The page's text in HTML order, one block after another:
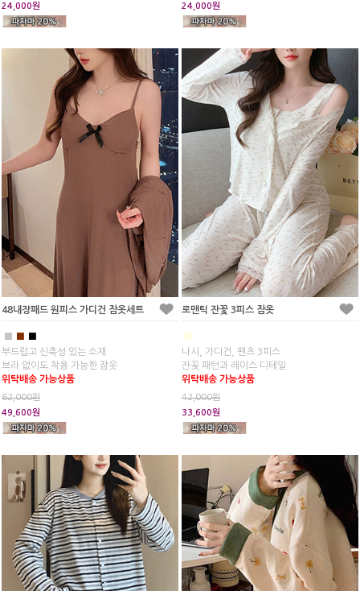
24,000원
24,000원
48내장패드 원피스 가디건 잠옷세트
■ ■
부드럽고 신축성 있는 소재
브라 없이도 착용 가능한 잠옷
위탁배송 가능상품
62,000원
49,600원
로맨틱 잔꽃 3피스 잠옷
나시, 가디건, 팬츠 3피스
잔꽃 패턴과 레이스 디테일
위탁배송 가능상품
42,000원
33,600원